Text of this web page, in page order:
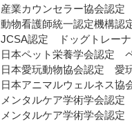
産業カウンセラー協会認
動物看護師統一認定機構
JCSA認定 ドッグトレー
日本ペット栄養学会認定
日本愛玩動物協会認定 愛
日本アニマルウェルネス
メンタルケア学術学会認
メンタルケア学術学会認